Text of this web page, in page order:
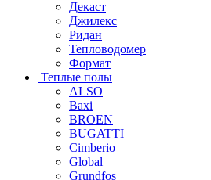
Декаст
Джилекс
Ридан
Тепловодомер
Формат
Теплые полы
ALSO
Baxi
BROEN
BUGATTI
Cimberio
Global
Grundfos